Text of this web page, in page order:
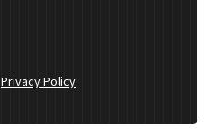
Privacy Policy